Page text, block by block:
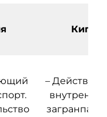
Кипр
–